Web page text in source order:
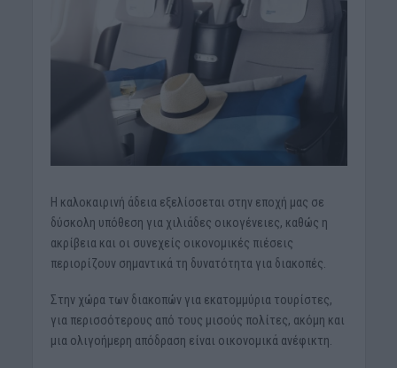
Η καλοκαιρινή άδεια εξελίσσεται στην εποχή μας σε
δύσκολη υπόθεση για χιλιάδες οικογένειες, καθώς η
ακρίβεια και οι συνεχείς οικονομικές πιέσεις
περιορίζουν σημαντικά τη δυνατότητα για διακοπές.
Στην χώρα των διακοπών για εκατομμύρια τουρίστες,
για περισσότερους από τους μισούς πολίτες, ακόμη και
μια ολιγοήμερη απόδραση είναι οικονομικά ανέφικτη.